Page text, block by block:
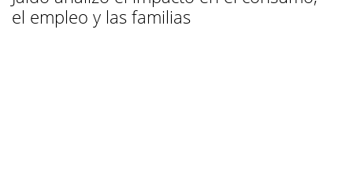
el empleo y las familias